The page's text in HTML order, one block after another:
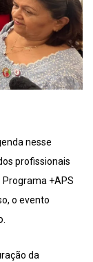
nesse
profissionais
+APS
o evento
da